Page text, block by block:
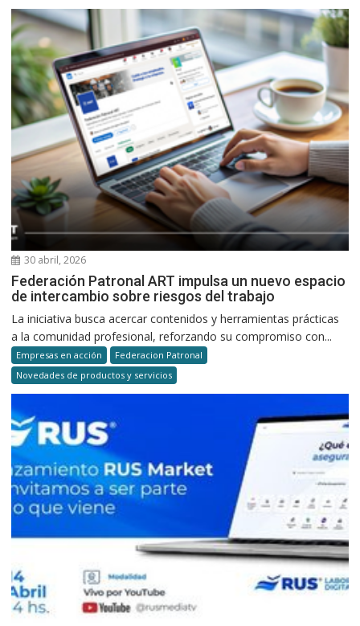
30 abril, 2026
Federación Patronal ART impulsa un nuevo espacio
de intercambio sobre riesgos del trabajo
La iniciativa busca acercar contenidos y herramientas prácticas
a la comunidad profesional, reforzando su compromiso con...
Empresas en acción
Federacion Patronal
Novedades de productos y servicios